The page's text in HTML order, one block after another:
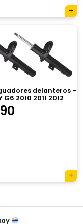
delanteros –
G6 2010 2011 2012